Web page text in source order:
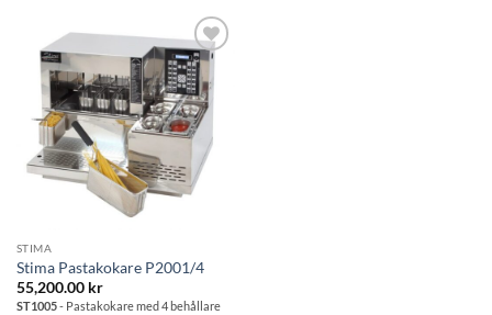
Lägg till i
önskelistan
STIMA
Stima Pastakokare P2001/4
55,200.00 kr
ST1005- Pastakokare med 4 behållare